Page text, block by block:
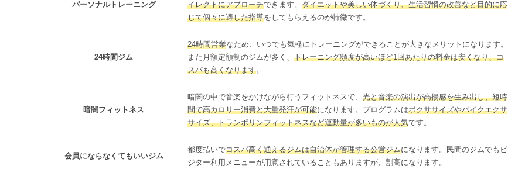
パーソナルトレーニング
イレクトにアプローチできます。 ダイエットや美しい体づくり、生活習慣の改善など目的に応
じて個々に適した指導をしてもらえるのが特徴です。
24時間ジム
24時間営業なため、いつでも気軽にトレーニングができることが大きなメリットになります。
また月額定額制のジムが多く、 トレーニング頻度が高いほど1回あたりの料金は安くなり、コ
スパも高くなります。
暗闇フィットネス
暗闇の中で音楽をかけながら行うフィットネスで、 光と音楽の演出が高揚感を生み出し、短時
間で高カロリー消費と大量発汗が可能になります。プログラムはボクササイズやバイクエクサ
サイズ、トランポリンフィットネスなど運動量が多いものが人気です。
会員にならなくてもいいジム
都度払いでコスパ高く通えるジムは自治体が管理する公営ジムになります。民間のジムでもビ
ジター利用メニューが用意されていることもありますが、割高になります。